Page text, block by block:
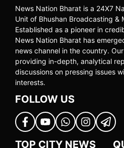
News Nation Bharat is a 24X7
Unit of Bhushan Broadcasting &
Established as a pioneer in
News Nation Bharat has
news channel in the country.
providing in-depth, analytical
discussions on pressing issues
interests.
FOLLOW US
TOP CITY NEWS